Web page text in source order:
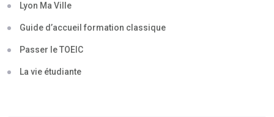
Lyon Ma Ville
Guide d’accueil formation classique
Passer le TOEIC
La vie étudiante